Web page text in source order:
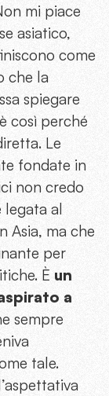
mi piace
asiatico,
come
che la
spiegare
così perché
Le
fondate in
non credo
legata al
Asia, ma che
per
È un
a
sempre
tale.